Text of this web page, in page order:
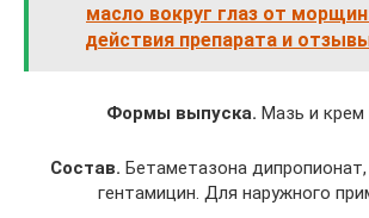
масло вокруг глаз от
действия препарата и
Формы выпуска. Мазь и крем
Состав. Бетаметазона
гентамицин. Для наружного